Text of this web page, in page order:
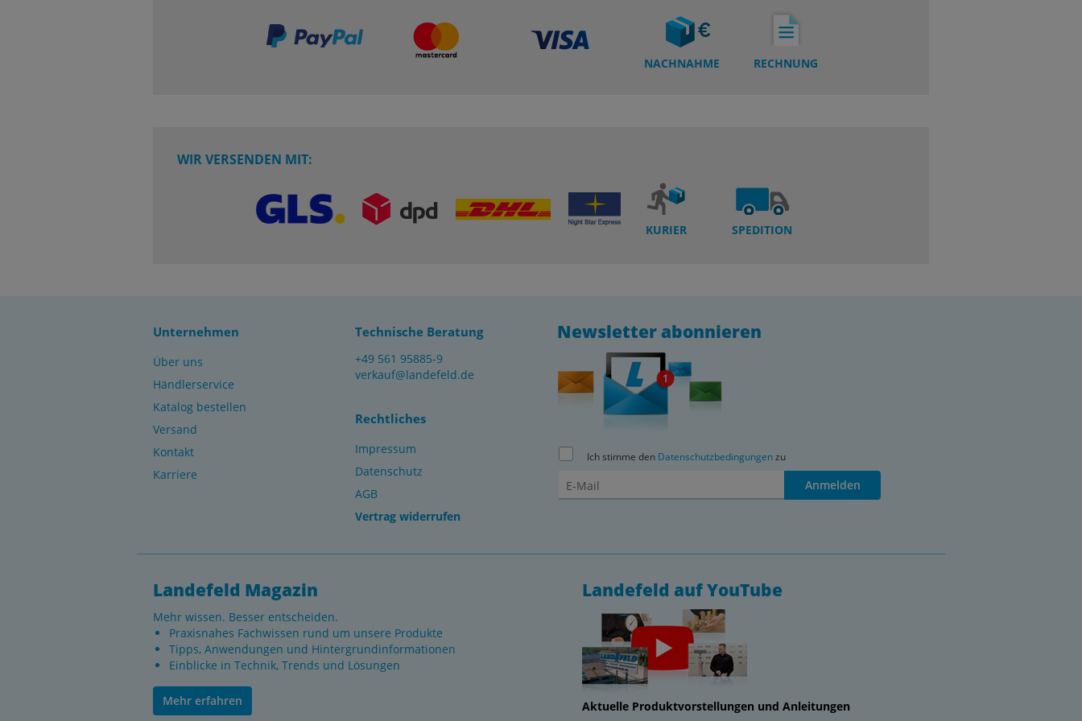
NACHNAHME RECHNUNG
WIR VERSENDEN MIT:
KURIER SPEDITION
Unternehmen
Über uns
Händlerservice
Katalog bestellen
Versand
Kontakt
Karriere
Technische Beratung
+49 561 95885-9
verkauf@landefeld.de
Rechtliches
Impressum
Datenschutz
AGB
Vertrag widerrufen
Newsletter abonnieren
Ich stimme den Datenschutzbedingungenzu
Anmelden
Landefeld Magazin
Mehr wissen. Besser entscheiden.
Praxisnahes Fachwissen rund um unsere Produkte
Tipps, Anwendungen und Hintergrundinformationen
Einblicke in Technik, Trends und Lösungen
Mehr erfahren
Landefeld auf YouTube
Aktuelle Produktvorstellungen und Anleitungen